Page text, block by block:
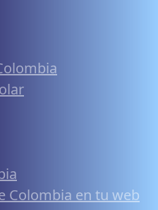
Colombia en tu web